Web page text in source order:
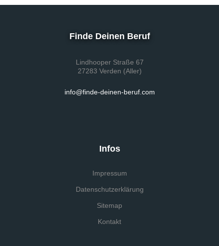
Finde Deinen Beruf
Lindhooper Straße 67
27283 Verden (Aller)
info@finde-deinen-beruf.com
Infos
Impressum
Datenschutzerklärung
Sitemap
Kontakt